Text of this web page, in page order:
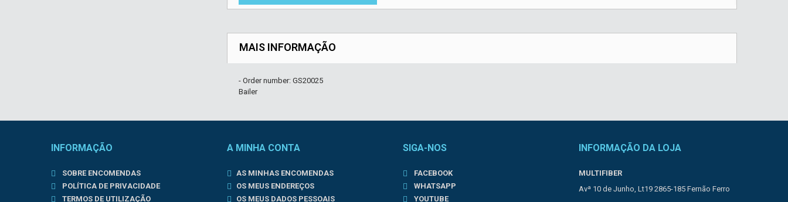
MAIS INFORMAÇÃO
- Order number: GS20025
Bailer
INFORMAÇÃO
SOBRE ENCOMENDAS
POLÍTICA DE PRIVACIDADE
TERMOS DE UTILIZAÇÃO
A MINHA CONTA
AS MINHAS ENCOMENDAS
OS MEUS ENDEREÇOS
OS MEUS DADOS PESSOAIS
SIGA-NOS
FACEBOOK
WHATSAPP
YOUTUBE
INFORMAÇÃO DA LOJA
MULTIFIBER
Avª 10 de Junho, Lt19 2865-185 Fernão Ferro